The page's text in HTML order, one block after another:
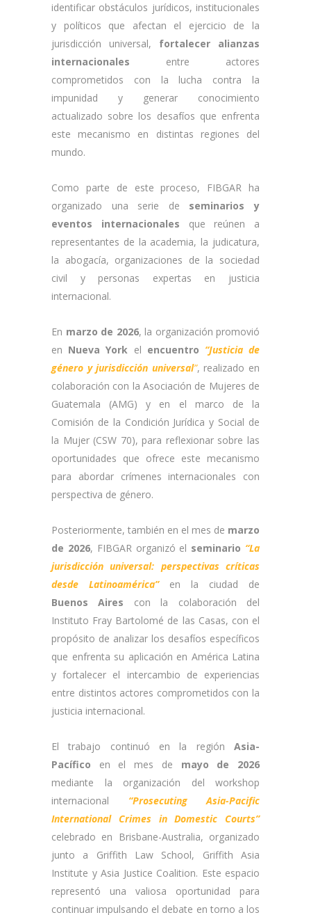
identificar obstáculos jurídicos, institucionales
y políticos que afectan el ejercicio de la
jurisdicción universal, fortalecer alianzas
internacionales entre actores
comprometidos con la lucha contra la
impunidad y generar conocimiento
actualizado sobre los desafíos que enfrenta
este mecanismo en distintas regiones del
mundo.
Como parte de este proceso, FIBGAR ha
organizado una serie de seminarios y
eventos internacionales que reúnen a
representantes de la academia, la judicatura,
la abogacía, organizaciones de la sociedad
civil y personas expertas en justicia
internacional.
En marzo de 2026, la organización promovió
en Nueva York el encuentro “Justicia de
género y jurisdicción universal”, realizado en
colaboración con la Asociación de Mujeres de
Guatemala (AMG) y en el marco de la
Comisión de la Condición Jurídica y Social de
la Mujer (CSW 70), para reflexionar sobre las
oportunidades que ofrece este mecanismo
para abordar crímenes internacionales con
perspectiva de género.
Posteriormente, también en el mes de marzo
de 2026, FIBGAR organizó el seminario “La
jurisdicción universal: perspectivas críticas
desde Latinoamérica”en la ciudad de
Buenos Aires con la colaboración del
Instituto Fray Bartolomé de las Casas, con el
propósito de analizar los desafíos específicos
que enfrenta su aplicación en América Latina
y fortalecer el intercambio de experiencias
entre distintos actores comprometidos con la
justicia internacional.
El trabajo continuó en la región Asia-
Pacífico en el mes de mayo de 2026
mediante la organización del workshop
internacional “Prosecuting Asia-Pacific
International Crimes in Domestic Courts”
celebrado en Brisbane-Australia, organizado
junto a Griffith Law School, Griffith Asia
Institute y Asia Justice Coalition. Este espacio
representó una valiosa oportunidad para
continuar impulsando el debate en torno a los